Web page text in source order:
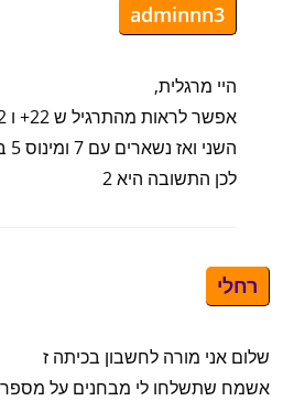
adminnn3
היי מרגלית,
השני ואז נשארים עם 7 ומינוס 5 ביחד הם 2
לכן התשובה היא 2
רחלי
שלום אני מורה לחשבון בכיתה ז
אשמח שתשלחו לי מבחנים על